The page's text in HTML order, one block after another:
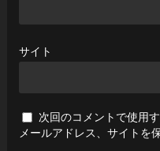
サイト
次回のコメントで使用
メールアドレス、サイトを